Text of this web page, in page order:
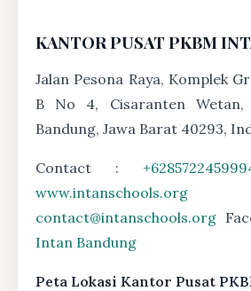
KANTOR PUSAT PKBM
Jalan Pesona Raya, Komplek
B No 4, Cisaranten Wetan,
Bandung, Jawa Barat 40293,
Contact :
www.intanschools.org
contact@intanschools.org
Intan Bandung
Peta Lokasi Kantor Pusat